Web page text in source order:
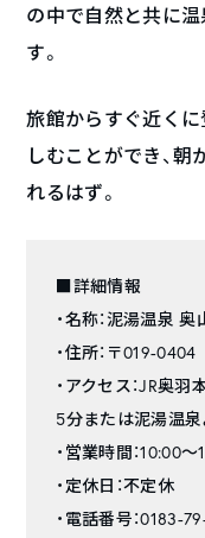
の中で自然と共に
す。
旅館からすぐ近く
しむことができ、
れるはず。
■詳細情報
・名称：泥湯温泉 奥
・住所：〒019-
・アクセス：JR奥
5分または泥湯温
・営業時間：10:00～
・定休日：不定休
・電話番号：0183-